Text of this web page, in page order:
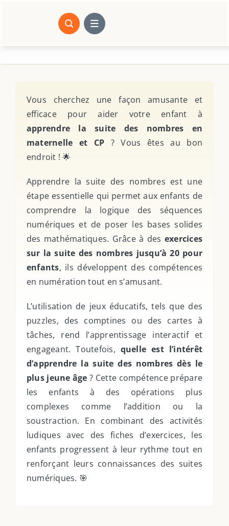
Vous cherchez une façon amusante et
efficace pour aider votre enfant à
apprendre la suite des nombres en
maternelle et CP ? Vous êtes au bon
endroit ! 🌟
Apprendre la suite des nombres est une
étape essentielle qui permet aux enfants de
comprendre la logique des séquences
numériques et de poser les bases solides
des mathématiques. Grâce à des exercices
sur la suite des nombres jusqu’à 20 pour
enfants, ils développent des compétences
en numération tout en s’amusant.
L’utilisation de jeux éducatifs, tels que des
puzzles, des comptines ou des cartes à
tâches, rend l’apprentissage interactif et
engageant. Toutefois, quelle est l’intérêt
d’apprendre la suite des nombres dès le
plus jeune âge ? Cette compétence prépare
les enfants à des opérations plus
complexes comme l’addition ou la
soustraction. En combinant des activités
ludiques avec des fiches d’exercices, les
enfants progressent à leur rythme tout en
renforçant leurs connaissances des suites
numériques. 🎯